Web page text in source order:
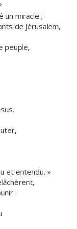
un miracle ;
de Jérusalem,
peuple,
et entendu. »
: